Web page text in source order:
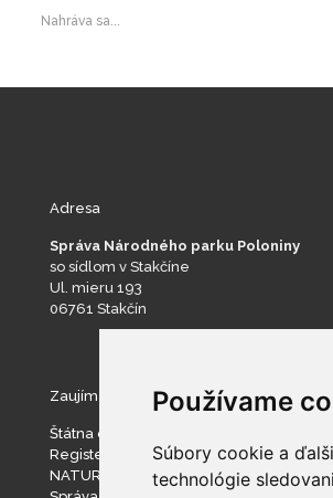
Používame
Súbory cookie a
technológie
Nahráva sa...
Adresa
Správa Národného parku Poloniny
so sídlom v Stakčíne
Ul. mieru 193
06761 Stakčín
Zaujímavé stránky
Štátna ochrana prírody SR
Register ponúkaného majetku štátu
NATURA 2000